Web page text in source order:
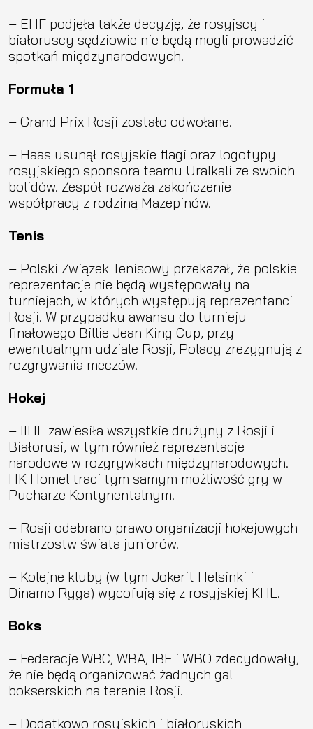
– EHF podjęła także decyzję, że rosyjscy i
białoruscy sędziowie nie będą mogli prowadzić
spotkań międzynarodowych.
Formuła 1
– Grand Prix Rosji zostało odwołane.
– Haas usunął rosyjskie flagi oraz logotypy
rosyjskiego sponsora teamu Uralkali ze swoich
bolidów. Zespół rozważa zakończenie
współpracy z rodziną Mazepinów.
Tenis
– Polski Związek Tenisowy przekazał, że polskie
reprezentacje nie będą występowały na
turniejach, w których występują reprezentanci
Rosji. W przypadku awansu do turnieju
finałowego Billie Jean King Cup, przy
ewentualnym udziale Rosji, Polacy zrezygnują z
rozgrywania meczów.
Hokej
– IIHF zawiesiła wszystkie drużyny z Rosji i
Białorusi, w tym również reprezentacje
narodowe w rozgrywkach międzynarodowych.
HK Homel traci tym samym możliwość gry w
Pucharze Kontynentalnym.
– Rosji odebrano prawo organizacji hokejowych
mistrzostw świata juniorów.
– Kolejne kluby (w tym Jokerit Helsinki i
Dinamo Ryga) wycofują się z rosyjskiej KHL.
Boks
– Federacje WBC, WBA, IBF i WBO zdecydowały,
że nie będą organizować żadnych gal
bokserskich na terenie Rosji.
– Dodatkowo rosyjskich i białoruskich